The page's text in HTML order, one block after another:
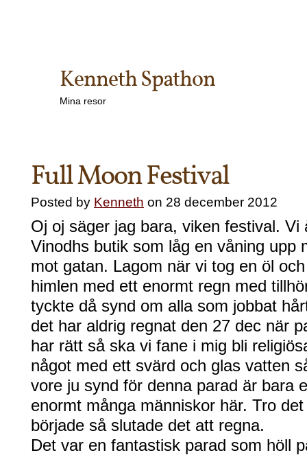
Kenneth Spathon
Mina resor
Full Moon Festival
Posted by Kenneth on 28 december 2012
Oj oj säger jag bara, viken festival. Vi
Vinodhs butik som låg en våning upp
mot gatan. Lagom när vi tog en öl
himlen med ett enormt regn med
tyckte då synd om alla som jobbat
det har aldrig regnat den 27 dec när
har rätt så ska vi fane i mig bli
något med ett svärd och glas vatten
vore ju synd för denna parad är bara
enormt många människor här. Tro
började så slutade det att regna.
Det var en fantastisk parad som höll